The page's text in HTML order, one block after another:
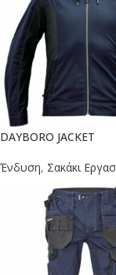
DAYBORO JACKET
Ένδυση, Σακάκι